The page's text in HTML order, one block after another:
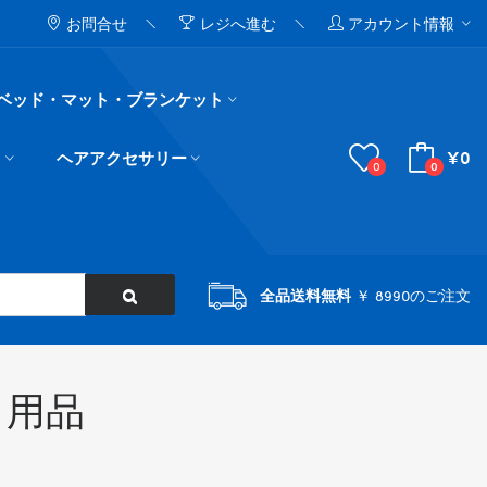
お問合せ レジへ進む アカウント情報
ッド・マット・ブランケット
ヘアアクセサリー 0 0 ¥0
全品送料無料￥ 8990のご注文
品